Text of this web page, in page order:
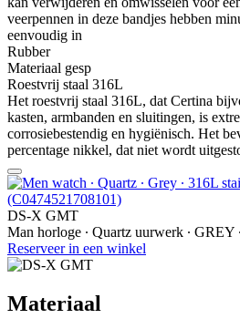
veerpennen in deze bandjes hebben
eenvoudig in
Rubber
Materiaal gesp
Roestvrij staal 316L
Het roestvrij staal 316L, dat Certina
kasten, armbanden en sluitingen, is
corrosiebestendig en hygiënisch. Het
percentage nikkel, dat niet wordt
DS-X GMT
Man horloge ∙ Quartz uurwerk ∙ GREY
Reserveer in een winkel
Materiaal